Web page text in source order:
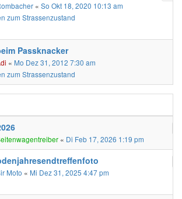
« So Okt 18, 2020 10:13 am
zum Strassenzustand
Passknacker
« Mo Dez 31, 2012 7:30 am
zum Strassenzustand
« Di Feb 17, 2026 1:19 pm
Moto « Mi Dez 31, 2025 4:47 pm